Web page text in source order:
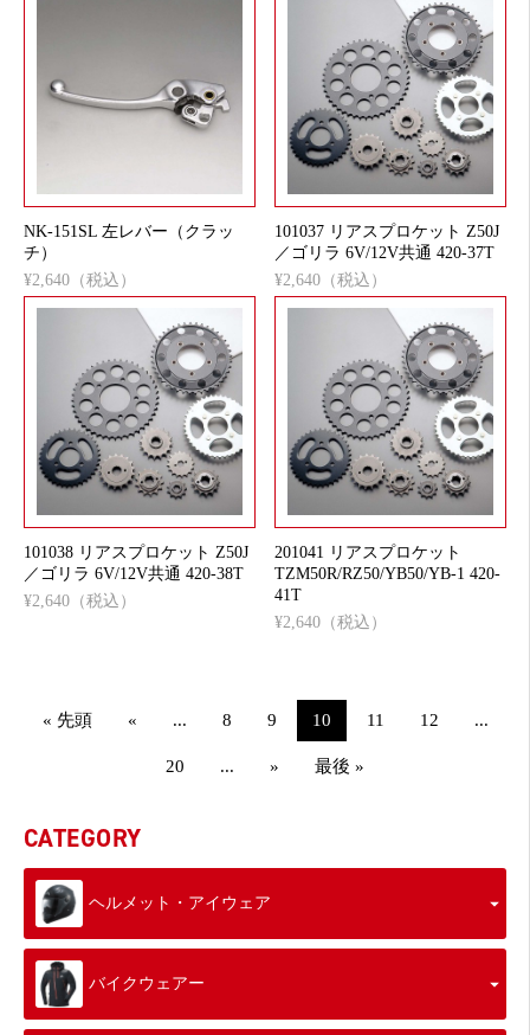
NK-151SL 左レバー（クラッ
チ）
¥2,640（税込）
101037 リアスプロケット Z50J
／ゴリラ 6V/12V共通 420-37T
¥2,640（税込）
101038 リアスプロケット Z50J
／ゴリラ 6V/12V共通 420-38T
¥2,640（税込）
201041 リアスプロケット
TZM50R/RZ50/YB50/YB-1 420-
41T
¥2,640（税込）
« 先頭 « ... 8 9 10 11 12 ...
20 ... » 最後 »
CATEGORY
ヘルメット・アイウェア
バイクウェアー